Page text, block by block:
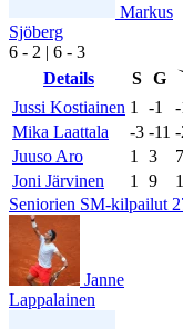
Markus
Sjöberg
6 - 2 | 6 - 3
Details
S G
Jussi Kostiainen 1 -1
-
Mika Laattala
-3 -11
Juuso Aro
1 3
7
Joni Järvinen
1 9
Seniorien SM-kilpailut
Janne
Lappalainen